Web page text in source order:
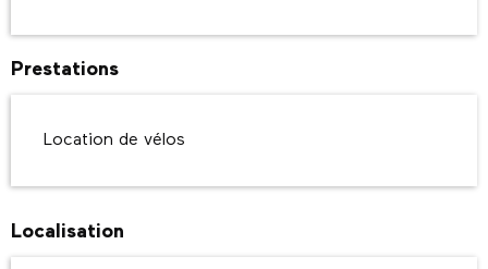
Prestations
Location de vélos
Localisation